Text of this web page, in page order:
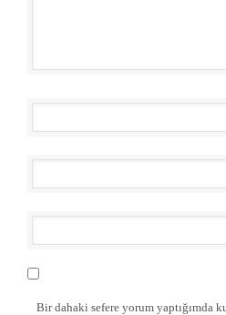
Bir dahaki sefere yorum yaptığımda